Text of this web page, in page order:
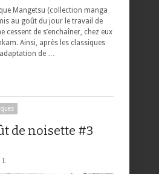
Mangetsu (collection manga
au goût du jour le travail de
cessent de s’enchaîner, chez eux
Ainsi, après les classiques
de …
de noisette #3
I.